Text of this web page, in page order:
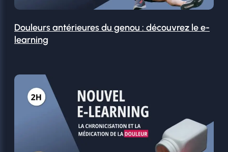
Douleurs antérieures du genou : découvrez le e-
learning